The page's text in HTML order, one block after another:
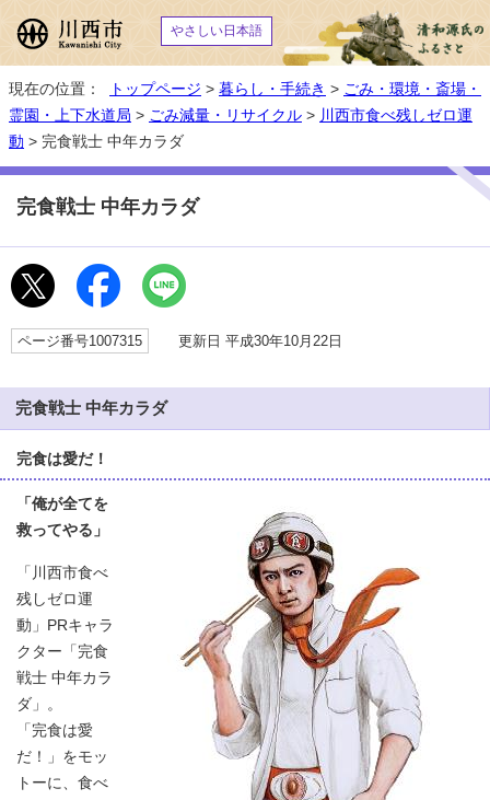
やさしい日本語
現在の位置： トップページ > 暮らし・手続き > ごみ・環境・斎場・
霊園・上下水道局 > ごみ減量・リサイクル > 川西市食べ残しゼロ運
動 > 完食戦士 中年カラダ
完食戦士 中年カラダ
ページ番号1007315 更新日 平成30年10月22日
完食戦士 中年カラダ
完食は愛だ！
「俺が全てを
救ってやる」
「川西市食べ
残しゼロ運
動」PRキャラ
クター「完食
戦士 中年カラ
ダ」。
「完食は愛
だ！」をモッ
トーに、食べ